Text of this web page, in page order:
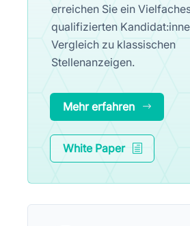
erreichen Sie ein
qualifizierten
Vergleich zu klassischen
Stellenanzeigen.
Mehr erfahren
White Paper